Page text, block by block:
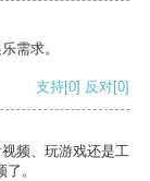
需求。
支持[0] 反对[0]
频、玩游戏还是工
。